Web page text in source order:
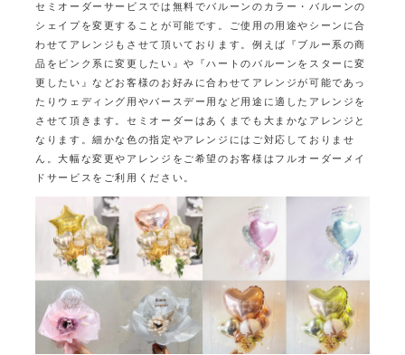
セミオーダーサービスでは無料でバルーンのカラー・バルーンの
シェイプを変更することが可能です。
ご使用の用途やシーンに合
わせてアレンジもさせて頂いております。 例えば『ブルー系の商
品をピンク系に変更したい』や『ハートのバルーンをスターに変
更したい』などお客様のお好みに合わせてアレンジが可能であっ
たり ウェディング用やバースデー用など用途に適したアレンジを
させて頂きます。セミオーダーはあくまでも大まかなアレンジと
なります。細かな色の指定やアレンジにはご対応しておりませ
ん。大幅な変更やアレンジをご希望のお客様はフルオーダーメイ
ドサービスをご利用ください。